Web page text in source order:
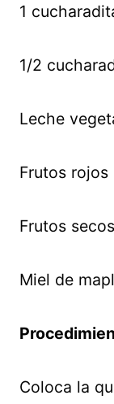
1
1/2
Leche
Frutos rojos
Frutos secos
Miel de
Coloca la